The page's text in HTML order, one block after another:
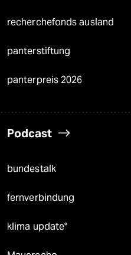
recherchefonds ausland
panterstiftung
panterpreis 2026
Podcast
bundestalk
fernverbindung
klima update°